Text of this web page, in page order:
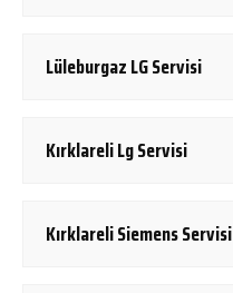
Lüleburgaz LG Servisi
Kırklareli Lg Servisi
Kırklareli Siemens Servisi